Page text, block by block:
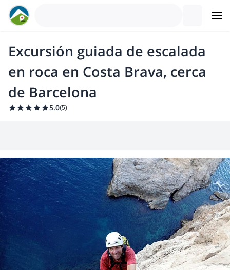
Excursión guiada de escalada
en roca en Costa Brava, cerca
de Barcelona
5.0(5)